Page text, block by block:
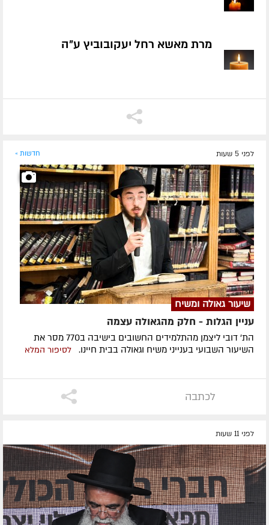
מרת מאשא רחל יעקובוביץ ע״ה
לפני 5 שעות חדשות »
שיעור גאולה ומשיח
עניין הגלות - חלק מהגאולה עצמה
הת' דובי ליצמן מהתלמידים החשובים בישיבה ב770 מסר את
השיעור השבועי בענייני משיח וגאולה בבית חיינו. לסיפור המלא
לכתבה
לפני 11 שעות